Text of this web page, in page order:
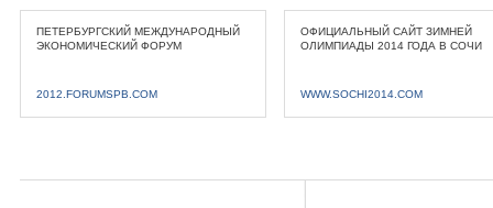
ПЕТЕРБУРГСКИЙ МЕЖДУНАРОДНЫЙ
ЭКОНОМИЧЕСКИЙ ФОРУМ
2012.FORUMSPB.COM
ОФИЦИАЛЬНЫЙ САЙТ ЗИМНЕЙ
ОЛИМПИАДЫ 2014 ГОДА В СОЧИ
WWW.SOCHI2014.COM